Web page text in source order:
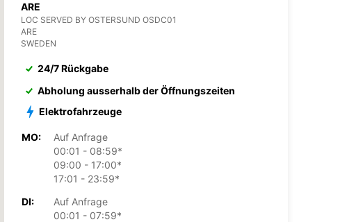
ARE
LOC SERVED BY OSTERSUND OSDC01
ARE
SWEDEN
24/7 Rückgabe
Abholung ausserhalb der Öffnungszeiten
Elektrofahrzeuge
MO:
Auf Anfrage
00:01 - 08:59*
09:00 - 17:00*
17:01 - 23:59*
DI:
Auf Anfrage
00:01 - 07:59*